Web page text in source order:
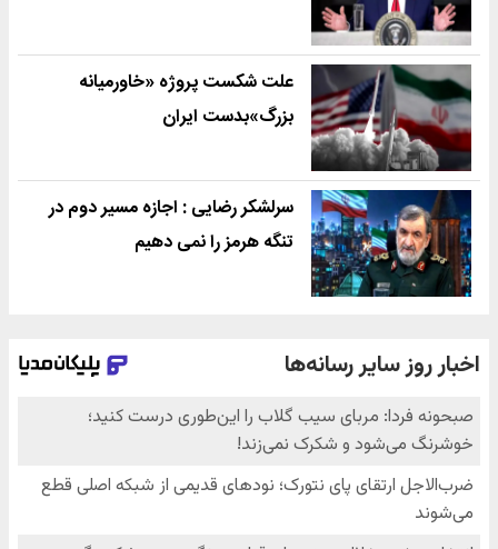
علت شکست پروژه «خاورمیانه
بزرگ»بدست ایران
سرلشکر رضایی : اجازه مسیر دوم در
تنگه هرمز را نمی دهیم